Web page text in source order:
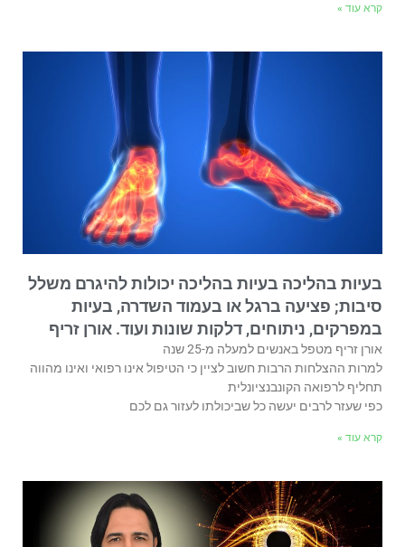
קרא עוד »
בעיות בהליכה בעיות בהליכה יכולות להיגרם משלל
סיבות; פציעה ברגל או בעמוד השדרה, בעיות
במפרקים, ניתוחים, דלקות שונות ועוד. אורן זריף
אורן זריף מטפל באנשים למעלה מ-25 שנה
למרות ההצלחות הרבות חשוב לציין כי הטיפול אינו רפואי ואינו מהווה
תחליף לרפואה הקונבנציונלית
כפי שעזר לרבים יעשה כל שביכולתו לעזור גם לכם
קרא עוד »